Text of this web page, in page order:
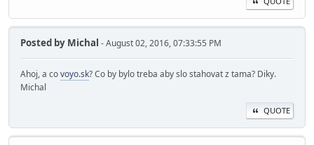
Posted by Michal - August 02, 2016, 07:33:55 PM
Ahoj, a covoyo.sk? Co by bylo treba aby slo stahovat z tama? Diky.
Michal
QUOTE